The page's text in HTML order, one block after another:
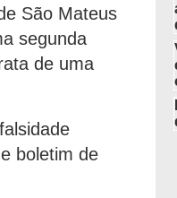
São Mateus
segunda
de uma
boletim de